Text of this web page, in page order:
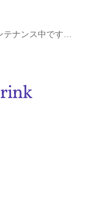
テナンス中です…